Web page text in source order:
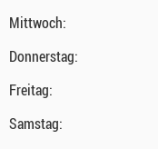
Mittwoch:
Donnerstag:
Freitag:
Samstag: